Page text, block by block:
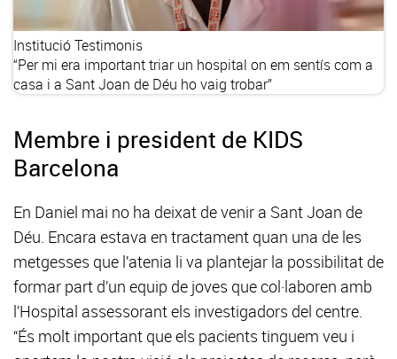
InstitucióTestimonis
“Per mi era important triar un hospital on em sentís com a
casa i a Sant Joan de Déu ho vaig trobar”
Membre i president de KIDS
Barcelona
En Daniel mai no ha deixat de venir a Sant Joan de
Déu. Encara estava en tractament quan una de les
metgesses que l’atenia li va plantejar la possibilitat de
formar part d’un equip de joves que col·laboren amb
l’Hospital assessorant els investigadors del centre.
“És molt important que els pacients tinguem veu i